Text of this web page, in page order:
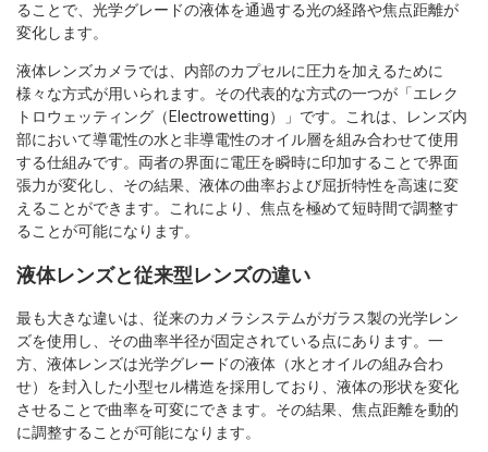
ることで、光学グレードの液体を通過する光の経路や焦点距離が
変化します。
液体レンズカメラでは、内部のカプセルに圧力を加えるために
様々な方式が用いられます。その代表的な方式の一つが「エレク
トロウェッティング（Electrowetting）」です。これは、レンズ内
部において導電性の水と非導電性のオイル層を組み合わせて使用
する仕組みです。両者の界面に電圧を瞬時に印加することで界面
張力が変化し、その結果、液体の曲率および屈折特性を高速に変
えることができます。これにより、焦点を極めて短時間で調整す
ることが可能になります。
液体レンズと従来型レンズの違い
最も大きな違いは、従来のカメラシステムがガラス製の光学レン
ズを使用し、その曲率半径が固定されている点にあります。一
方、液体レンズは光学グレードの液体（水とオイルの組み合わ
せ）を封入した小型セル構造を採用しており、液体の形状を変化
させることで曲率を可変にできます。その結果、焦点距離を動的
に調整することが可能になります。